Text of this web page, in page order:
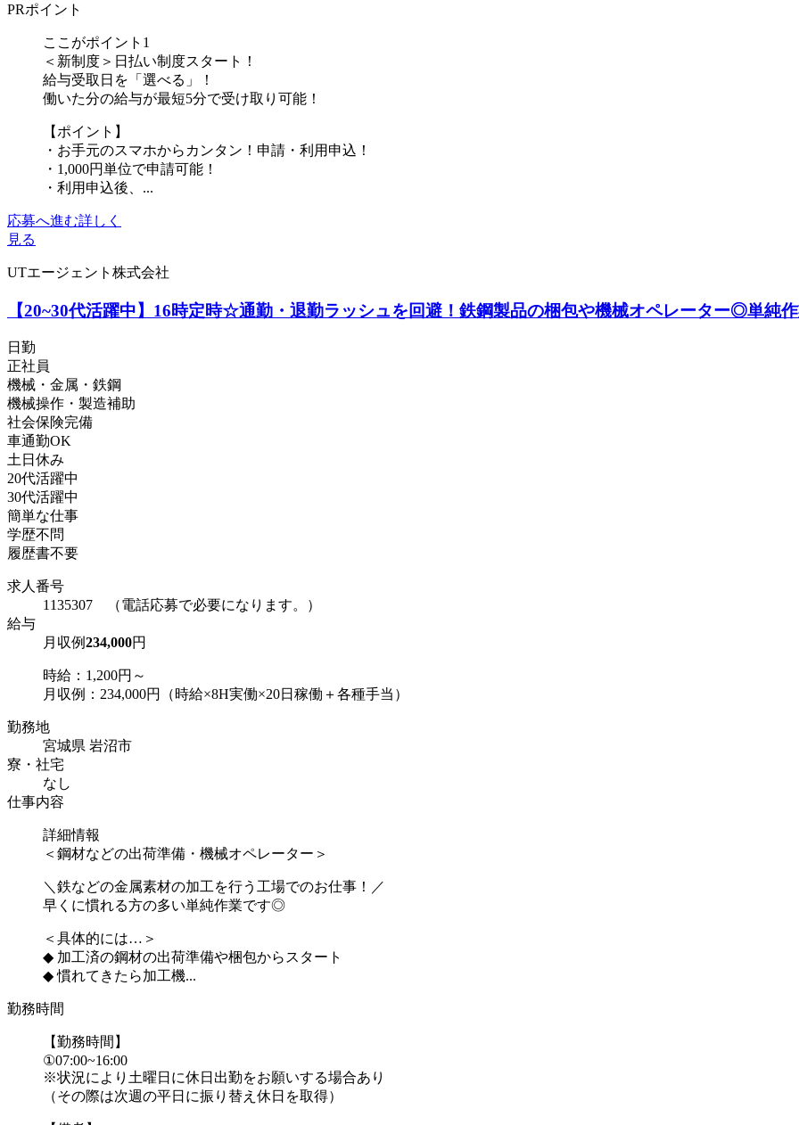
PRポイント
ここがポイント1
＜新制度＞日払い制度スタート！
給与受取日を「選べる」！
働いた分の給与が最短5分で受け取り可能！
【ポイント】
・お手元のスマホからカンタン！申請・利用申込！
・1,000円単位で申請可能！
・利用申込後、...
応募へ進む詳しく
見る
UTエージェント株式会社
【20~30代活躍中】16時定時☆通勤・退勤ラッシュを回避！鉄鋼製品の梱包や機械オペレーター◎単純
日勤
正社員
機械・金属・鉄鋼
機械操作・製造補助
社会保険完備
車通勤OK
土日休み
20代活躍中
30代活躍中
簡単な仕事
学歴不問
履歴書不要
求人番号
1135307 （電話応募で必要になります。）
給与
月収例234,000円
時給：1,200円～
月収例：234,000円（時給×8H実働×20日稼働＋各種手当）
勤務地
宮城県 岩沼市
寮・社宅
なし
仕事内容
詳細情報
＜鋼材などの出荷準備・機械オペレーター＞
＼鉄などの金属素材の加工を行う工場でのお仕事！／
早くに慣れる方の多い単純作業です◎
＜具体的には…＞
◆ 加工済の鋼材の出荷準備や梱包からスタート
◆ 慣れてきたら加工機...
勤務時間
【勤務時間】
①07:00~16:00
※状況により土曜日に休日出勤をお願いする場合あり
（その際は次週の平日に振り替え休日を取得）